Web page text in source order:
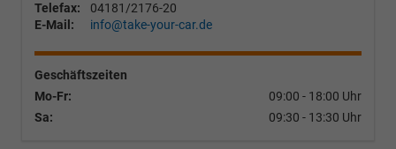
Telefax:
04181/2176-20
E-Mail:
info@take-your-car.de
Geschäftszeiten
Mo-Fr:
09:00 - 18:00 Uhr
Sa:
09:30 - 13:30 Uhr